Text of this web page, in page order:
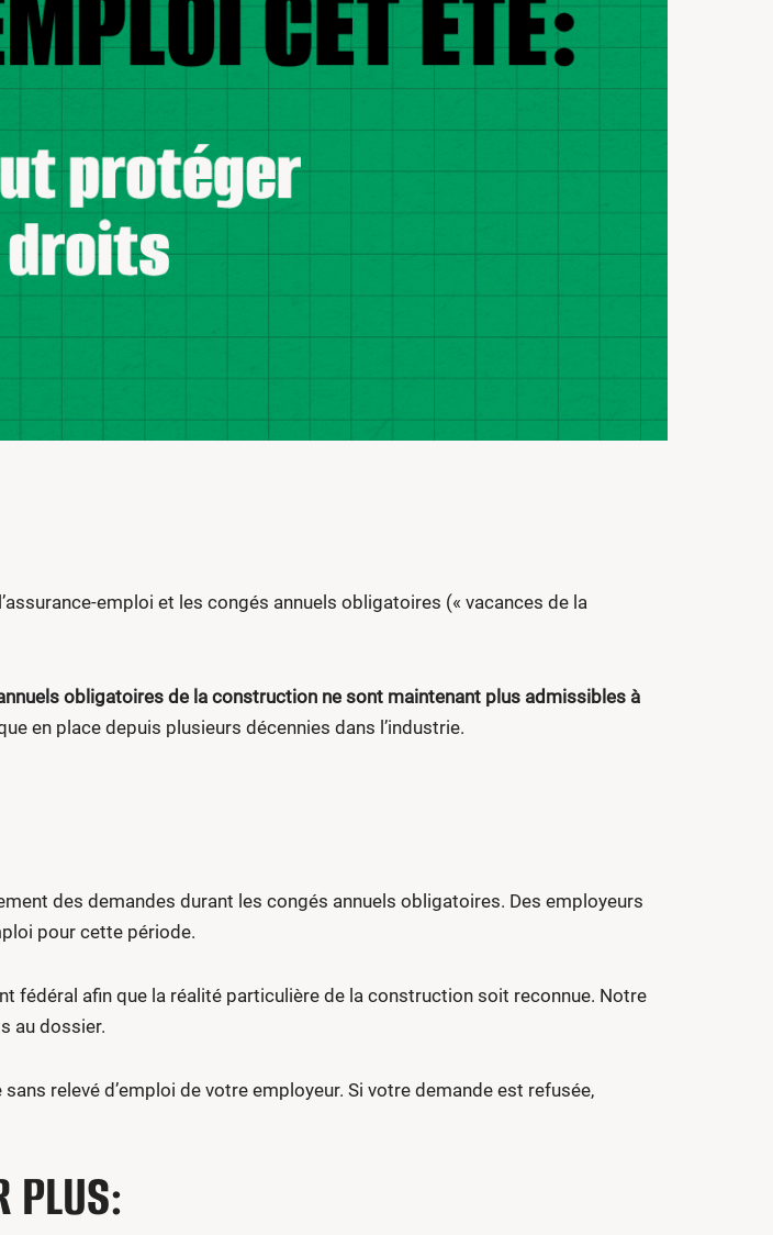
emploi et les congés annuels obligatoires (« vacances de la
obligatoires de la construction ne sont maintenant plus admissibles à
en place depuis plusieurs décennies dans l’industrie.
des demandes durant les congés annuels obligatoires. Des employeurs
pour cette période.
fédéral afin que la réalité particulière de la construction soit reconnue. Notre
au dossier.
relevé d’emploi de votre employeur. Si votre demande est refusée,
PLUS: